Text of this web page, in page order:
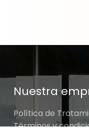
Nuestra
Política de
Términos y